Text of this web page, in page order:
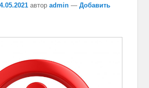
авторadmin —Добавить